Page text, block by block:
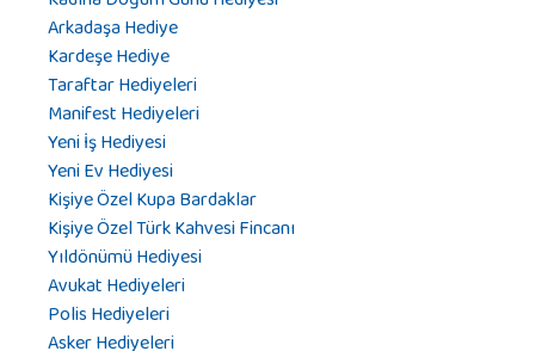
Arkadaşa Hediye
Kardeşe Hediye
Taraftar Hediyeleri
Manifest Hediyeleri
Yeni İş Hediyesi
Yeni Ev Hediyesi
Kişiye Özel Kupa Bardaklar
Kişiye Özel Türk Kahvesi Fincanı
Yıldönümü Hediyesi
Avukat Hediyeleri
Polis Hediyeleri
Asker Hediyeleri